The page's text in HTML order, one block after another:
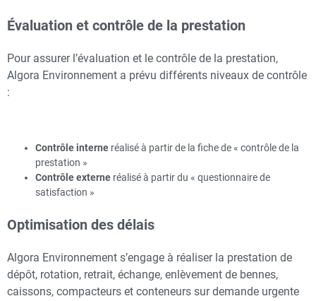
Évaluation et contrôle de la prestation
Pour assurer l’évaluation et le contrôle de la prestation,
Algora Environnement a prévu différents niveaux de contrôle
:
Contrôle interne réalisé à partir de la fiche de « contrôle de la
prestation »
Contrôle externe réalisé à partir du « questionnaire de
satisfaction »
Optimisation des délais
Algora Environnement s’engage à réaliser la prestation de
dépôt, rotation, retrait, échange, enlèvement de bennes,
caissons, compacteurs et conteneurs sur demande urgente